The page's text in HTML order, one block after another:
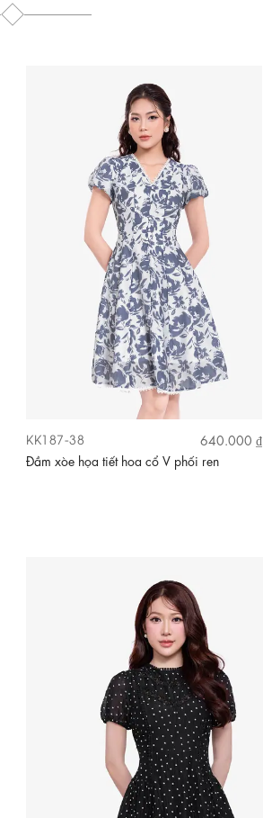
KK187-38
640.000 ₫
Đầm xòe họa tiết hoa cổ V phối ren